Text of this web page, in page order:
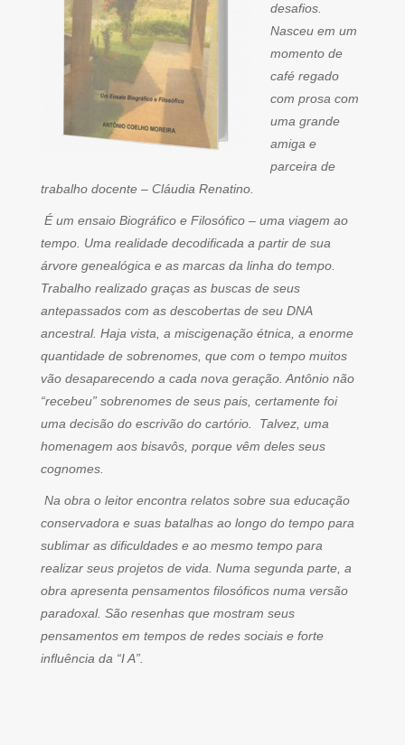
desafios.
Nasceu em um
momento de
café regado
com prosa com
uma grande
amiga e
parceira de
trabalho docente – Cláudia Renatino.
É um ensaio Biográfico e Filosófico – uma viagem ao
tempo. Uma realidade decodificada a partir de sua
árvore genealógica e as marcas da linha do tempo.
Trabalho realizado graças as buscas de seus
antepassados com as descobertas de seu DNA
ancestral. Haja vista, a miscigenação étnica, a enorme
quantidade de sobrenomes, que com o tempo muitos
vão desaparecendo a cada nova geração. Antônio não
“recebeu” sobrenomes de seus pais, certamente foi
uma decisão do escrivão do cartório. Talvez, uma
homenagem aos bisavôs, porque vêm deles seus
cognomes.
Na obra o leitor encontra relatos sobre sua educação
conservadora e suas batalhas ao longo do tempo para
sublimar as dificuldades e ao mesmo tempo para
realizar seus projetos de vida. Numa segunda parte, a
obra apresenta pensamentos filosóficos numa versão
paradoxal. São resenhas que mostram seus
pensamentos em tempos de redes sociais e forte
influência da “I A”.